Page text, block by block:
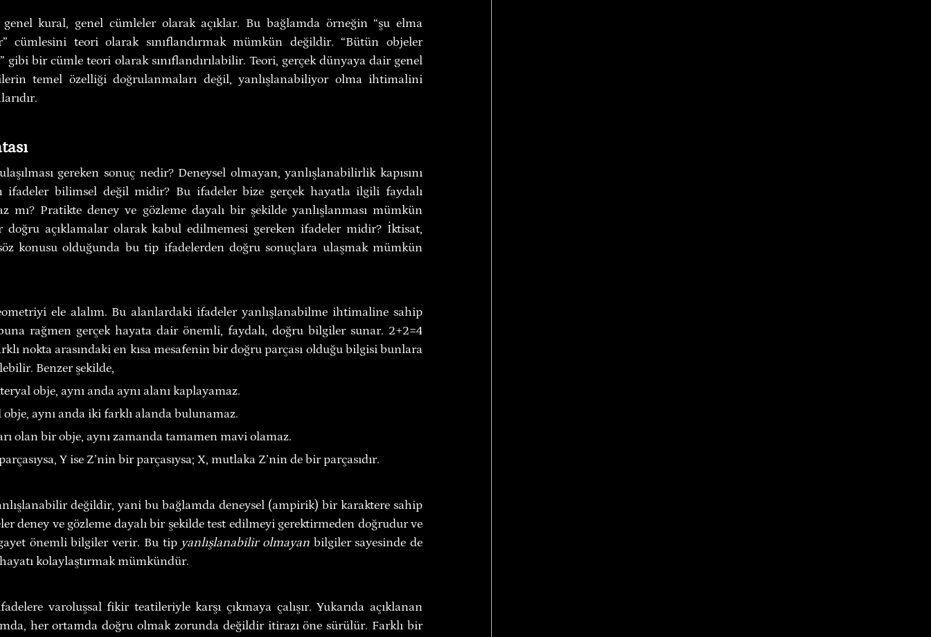
genel kural, genel cümleler olarak açıklar. Bu bağlamda örneğin “şu elma
cümlesini teori olarak sınıflandırmak mümkün değildir. “Bütün objeler
gibi bir cümle teori olarak sınıflandırılabilir. Teori, gerçek dünyaya dair genel
temel özelliği doğrulanmaları değil, yanlışlanabiliyor olma ihtimalini
gereken sonuç nedir? Deneysel olmayan, yanlışlanabilirlik kapısını
ifadeler bilimsel değil midir? Bu ifadeler bize gerçek hayatla ilgili faydalı
mı? Pratikte deney ve gözleme dayalı bir şekilde yanlışlanması mümkün
doğru açıklamalar olarak kabul edilmemesi gereken ifadeler midir? İktisat,
konusu olduğunda bu tip ifadelerden doğru sonuçlara ulaşmak mümkün
ele alalım. Bu alanlardaki ifadeler yanlışlanabilme ihtimaline sahip
rağmen gerçek hayata dair önemli, faydalı, doğru bilgiler sunar. 2+2=4
nokta arasındaki en kısa mesafenin bir doğru parçası olduğu bilgisi bunlara
Benzer şekilde,
obje, aynı anda aynı alanı kaplayamaz.
aynı anda iki farklı alanda bulunamaz.
olan bir obje, aynı zamanda tamamen mavi olamaz.
Y ise Z’nin bir parçasıysa; X, mutlaka Z’nin de bir parçasıdır.
değildir, yani bu bağlamda deneysel (ampirik) bir karaktere sahip
deney ve gözleme dayalı bir şekilde test edilmeyi gerektirmeden doğrudur ve
önemli bilgiler verir. Bu tip yanlışlanabilir olmayan bilgiler sayesinde de
kolaylaştırmak mümkündür.
varoluşsal fikir teatileriyle karşı çıkmaya çalışır. Yukarıda açıklanan
her ortamda doğru olmak zorunda değildir itirazı öne sürülür. Farklı bir